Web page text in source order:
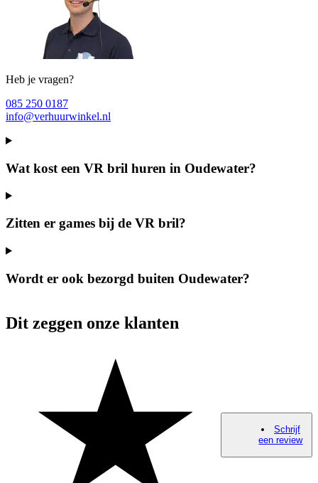
Heb je vragen?
085 250 0187
info@verhuurwinkel.nl
Wat kost een VR bril huren in Oudewater?
Zitten er games bij de VR bril?
Wordt er ook bezorgd buiten Oudewater?
Dit zeggen onze klanten
Schrijf
een review